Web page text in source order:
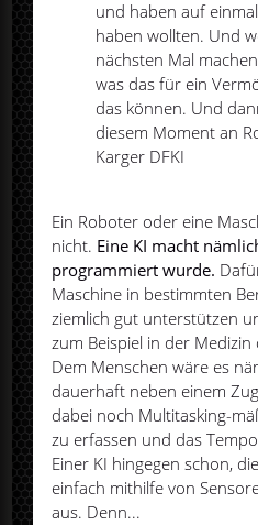
und haben auf
haben wollten. Und
nächsten Mal
was das für ein
das können. Und
diesem Moment an
Karger DFKI
Ein Roboter oder eine
nicht. Eine KI macht
programmiert wurde.
Maschine in bestimmten
ziemlich gut unterstützen
zum Beispiel in der
Dem Menschen wäre es
dauerhaft neben einem
dabei noch Multitasking-
zu erfassen und das
Einer KI hingegen schon,
einfach mithilfe von
aus. Denn...